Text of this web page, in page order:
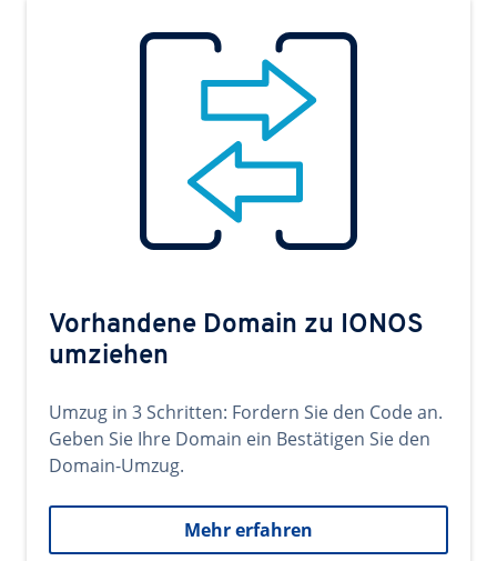
Vorhandene Domain zu IONOS
umziehen
Umzug in 3 Schritten: Fordern Sie den Code an.
Geben Sie Ihre Domain ein Bestätigen Sie den
Domain-Umzug.
Mehr erfahren